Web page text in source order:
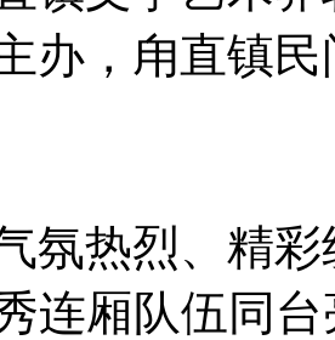
办，甪直镇
氛热烈、精
连厢队伍同